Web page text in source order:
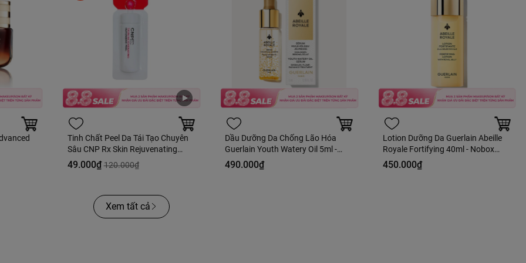
Tinh Chất Peel Da Tái Tạo Chuyên
Sâu CNP Rx Skin Rejuvenating
Intensive Peel 2ml
49.000₫ 120.000₫
Dầu Dưỡng Da Chống Lão Hóa
Guerlain Youth Watery Oil 5ml -
Fullbox Hàng Duty
490.000₫
Lotion Dưỡng Da Guerlain Abeille
Royale Fortifying 40ml - Nobox
Hàng Duty
450.000₫
Xem tất cả